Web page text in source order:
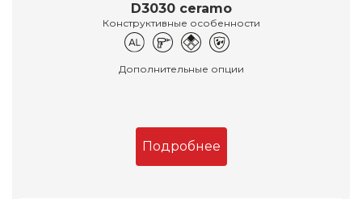
D3030 ceramo
Конструктивные особенности
Дополнительные опции
Подробнее